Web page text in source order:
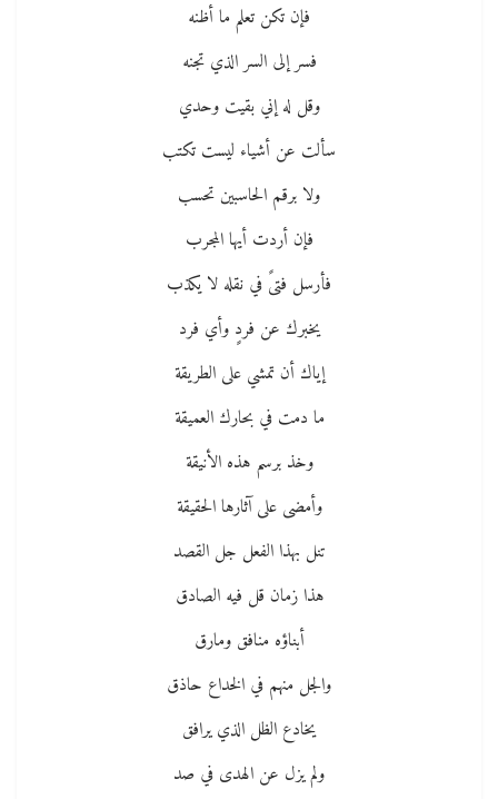
فإن تكن تعلم ما أظنه
فسر إلى السر الذي تجنه
وقل له إني بقيت وحدي
سألت عن أشياء ليست تكتب
ولا برقم الحاسبين تحسب
فإن أردت أيها المجرب
فأرسل فتىً في نقله لا يكذب
يخبرك عن فردٍ وأي فرد
إياك أن تمشي على الطريقة
ما دمت في بحارك العميقة
وخذ برسم هذه الأنيقة
وأمضى على آثارها الحقيقة
تنل بهذا الفعل جل القصد
هذا زمان قل فيه الصادق
أبناؤه منافق ومارق
والجل منهم في الخداع حاذق
يخادع الظل الذي يرافق
ولم يزل عن الهدى في صد